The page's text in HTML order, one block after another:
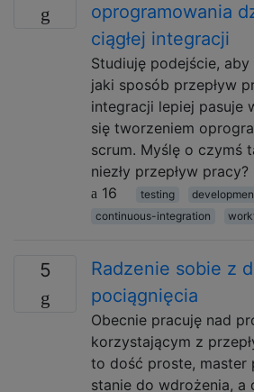
oprogramowania
ciągłej integracji
Studiuję podejście,
jaki sposób przepływ
integracji lepiej pasuje
się tworzeniem
scrum. Myślę o czymś
niezły przepływ pracy?
16
testing
continuous-integration
5
Radzenie sobie z
pociągnięcia
Obecnie pracuję nad
korzystającym z
to dość proste, master
stanie do wdrożenia,